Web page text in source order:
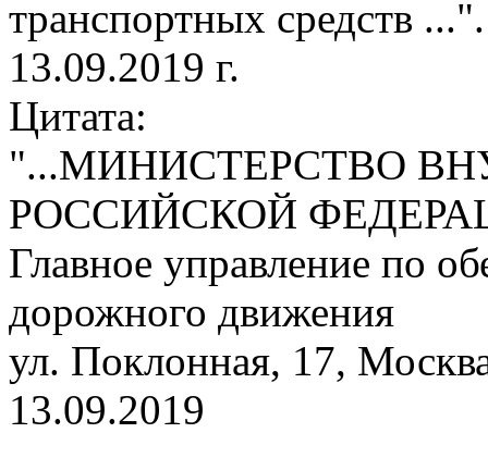
транспортных средств ...".
13.09.2019 г.
Цитата:
"...МИНИСТЕРСТВО
РОССИЙСКОЙ
Главное управление по
дорожного движения
ул. Поклонная, 17,
13.09.2019